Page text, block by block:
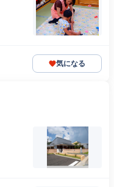
気になる